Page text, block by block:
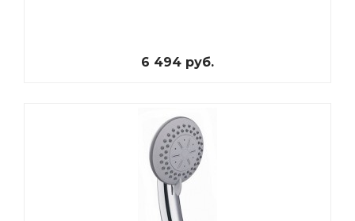
6 494 руб.